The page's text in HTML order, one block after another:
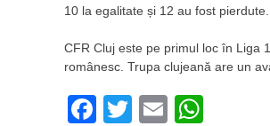
10 la egalitate și 12 au fost pierdute.
CFR Cluj este pe primul loc în Liga
românesc. Trupa clujeană are un
Facebook
TwitterEmail